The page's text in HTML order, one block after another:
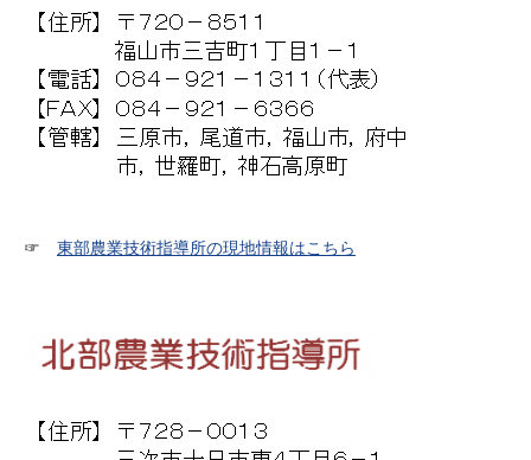
☞ 東部農業技術指導所の現地情報はこちら